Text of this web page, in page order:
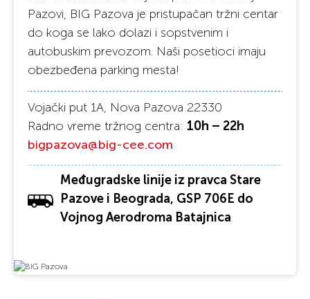
Pazovi, BIG Pazova je pristupačan tržni centar
do koga se lako dolazi i sopstvenim i
autobuskim prevozom. Naši posetioci imaju
obezbeđena parking mesta!
Vojački put 1A, Nova Pazova 22330
Radno vreme tržnog centra: 10h – 22h
bigpazova@big-cee.com
Međugradske linije iz pravca Stare
Pazove i Beograda, GSP 706E do
Vojnog Aerodroma Batajnica